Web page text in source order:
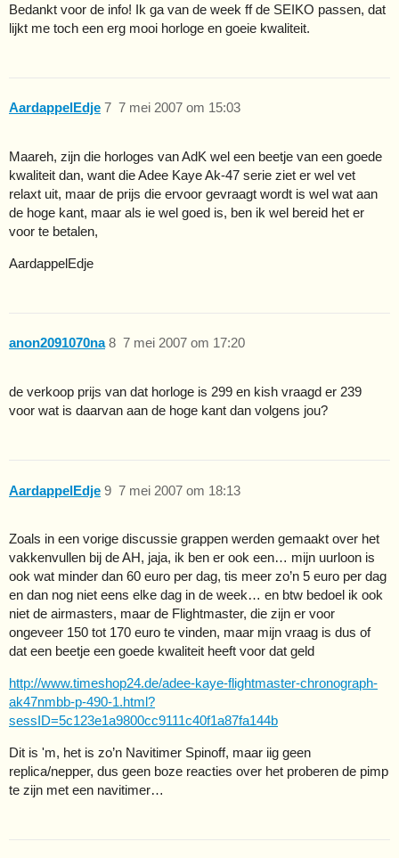
Bedankt voor de info! Ik ga van de week ff de SEIKO passen, dat
lijkt me toch een erg mooi horloge en goeie kwaliteit.
AardappelEdje 7 mei 2007 om 15:03
7
Maareh, zijn die horloges van AdK wel een beetje van een goede
kwaliteit dan, want die Adee Kaye Ak-47 serie ziet er wel vet
relaxt uit, maar de prijs die ervoor gevraagt wordt is wel wat aan
de hoge kant, maar als ie wel goed is, ben ik wel bereid het er
voor te betalen,
AardappelEdje
anon2091070na 7 mei 2007 om 17:20
8
de verkoop prijs van dat horloge is 299 en kish vraagd er 239
voor wat is daarvan aan de hoge kant dan volgens jou?
AardappelEdje 7 mei 2007 om 18:13
9
Zoals in een vorige discussie grappen werden gemaakt over het
vakkenvullen bij de AH, jaja, ik ben er ook een… mijn uurloon is
ook wat minder dan 60 euro per dag, tis meer zo’n 5 euro per dag
en dan nog niet eens elke dag in de week… en btw bedoel ik ook
niet de airmasters, maar de Flightmaster, die zijn er voor
ongeveer 150 tot 170 euro te vinden, maar mijn vraag is dus of
dat een beetje een goede kwaliteit heeft voor dat geld
http://www.timeshop24.de/adee-kaye-flightmaster-chronograph-
ak47nmbb-p-490-1.html?
sessID=5c123e1a9800cc9111c40f1a87fa144b
Dit is 'm, het is zo’n Navitimer Spinoff, maar iig geen
replica/nepper, dus geen boze reacties over het proberen de pimp
te zijn met een navitimer…